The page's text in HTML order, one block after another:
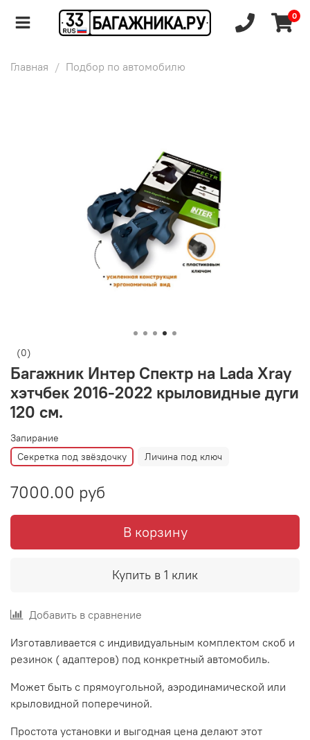
0
Главная Подбор по автомобилю
(0)
Багажник Интер Спектр на Lada Xray
хэтчбек 2016-2022 крыловидные дуги
120 см.
Запирание
Секретка под звёздочку
Личина под ключ
7000.00 руб
В корзину
Купить в 1 клик
Добавить в сравнение
Изготавливается с индивидуальным комплектом скоб и
резинок ( адаптеров) под конкретный автомобиль.
Может быть с прямоугольной, аэродинамической или
крыловидной поперечиной.
Простота установки и выгодная цена делают этот